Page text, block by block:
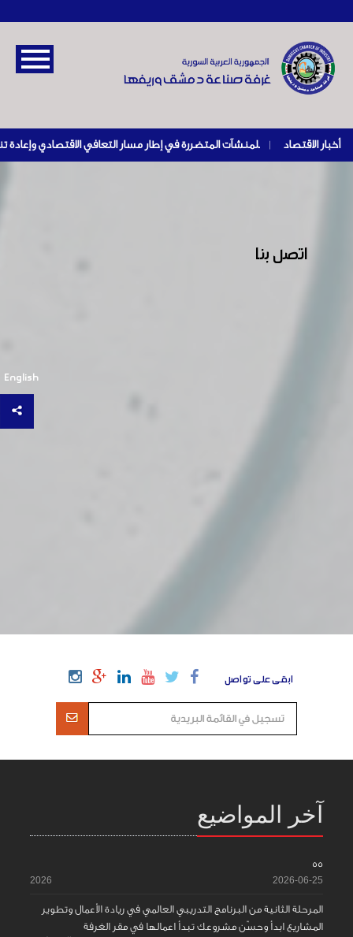
أخبار الاقتصاد |
English
اتصل بنا
ابقى على تواصل
آخر المواضيع
55
2026-06-25
2026
المرحلة الثانية من البرنامج التدريبي العالمي في ريادة الأعمال وتطوير
المشاريع ابدأ وحسّن مشروعك تبدأ اعمالها في مقر الغرفة